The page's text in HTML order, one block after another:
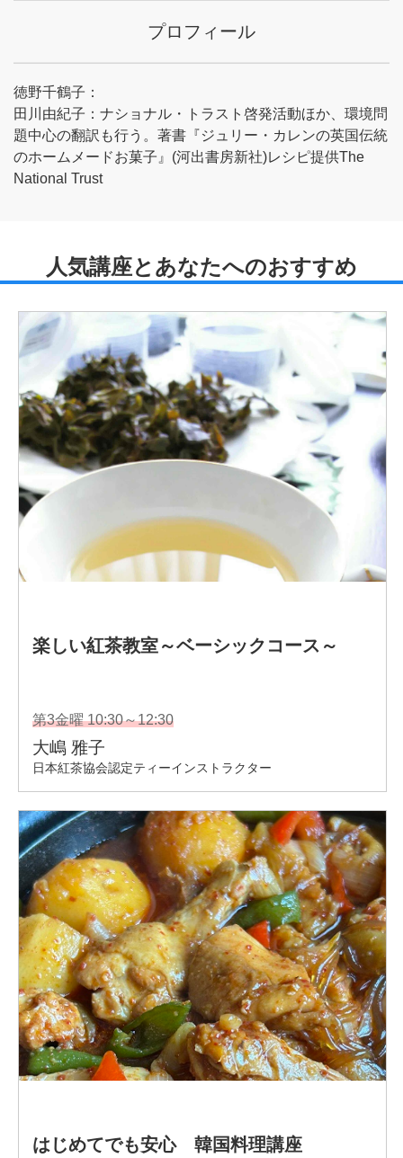
プロフィール
徳野千鶴子：
田川由紀子：ナショナル・トラスト啓発活動ほか、環境問
題中心の翻訳も行う。著書『ジュリー・カレンの英国伝統
のホームメードお菓子』(河出書房新社)レシピ提供The
National Trust